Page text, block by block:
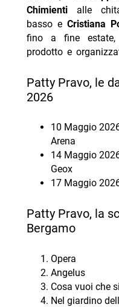
Chimientialle
basso e Cristiana
fino a fine
prodotto e
Patty Pravo, le
2026
10 Maggio
Arena
14 Maggio
Geox
17 Maggio
Patty Pravo, la
Bergamo
Opera
Angelus
Cosa vuoi che
Nel giardino